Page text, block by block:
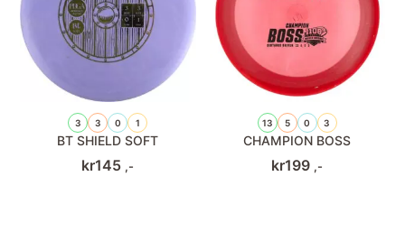
3 3 0 1
BT SHIELD SOFT
kr145 ,-
13 5 0 3
CHAMPION BOSS
kr199 ,-